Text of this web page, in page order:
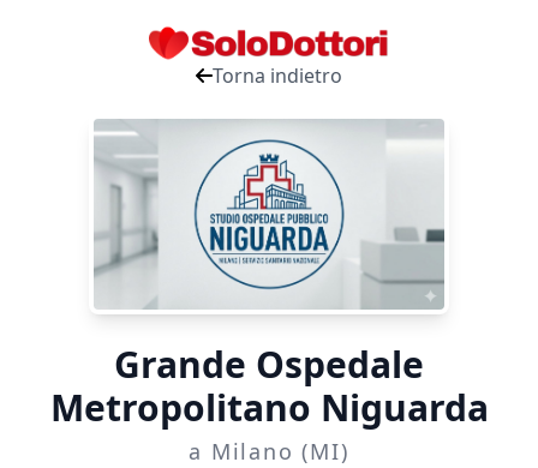
Torna indietro
Grande Ospedale
Metropolitano Niguarda
a Milano (MI)